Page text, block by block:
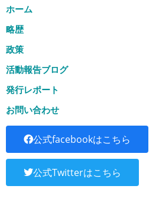
ホーム
略歴
政策
活動報告ブログ
発行レポート
お問い合わせ
公式facebookはこちら
公式Twitterはこちら